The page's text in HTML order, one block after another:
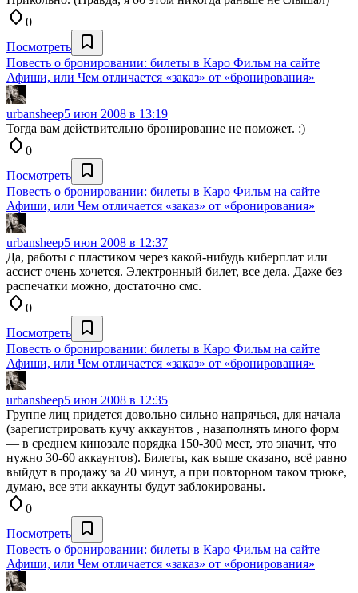
0
Посмотреть
Повесть о бронировании: билеты в Каро Фильм на сайте
Афиши, или Чем отличается «заказ» от «бронирования»
urbansheep5 июн 2008 в 13:19
Тогда вам действительно бронирование не поможет. :)
0
Посмотреть
Повесть о бронировании: билеты в Каро Фильм на сайте
Афиши, или Чем отличается «заказ» от «бронирования»
urbansheep5 июн 2008 в 12:37
Да, работы с пластиком через какой-нибудь киберплат или
ассист очень хочется. Электронный билет, все дела. Даже без
распечатки можно, достаточно смс.
0
Посмотреть
Повесть о бронировании: билеты в Каро Фильм на сайте
Афиши, или Чем отличается «заказ» от «бронирования»
urbansheep5 июн 2008 в 12:35
Группе лиц придется довольно сильно напрячься, для начала
(зарегистрировать кучу аккаунтов , назаполнять много форм
— в среднем кинозале порядка 150-300 мест, это значит, что
нужно 30-60 аккаунтов). Билеты, как выше сказано, всё равно
выйдут в продажу за 20 минут, а при повторном таком трюке,
думаю, все эти аккаунты будут заблокированы.
0
Посмотреть
Повесть о бронировании: билеты в Каро Фильм на сайте
Афиши, или Чем отличается «заказ» от «бронирования»